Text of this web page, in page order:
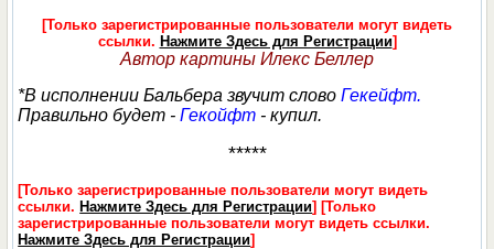
[Только зарегистрированные пользователи могут видеть
ссылки. Нажмите Здесь для Регистрации]
Автор картины Илекс Беллер
*В исполнении Бальбера звучит словоГекейфт.
Правильно будет -Гекойфт - купил.
*****
[Только зарегистрированные пользователи могут видеть
ссылки. Нажмите Здесь для Регистрации] [Только
зарегистрированные пользователи могут видеть ссылки.
Нажмите Здесь для Регистрации]